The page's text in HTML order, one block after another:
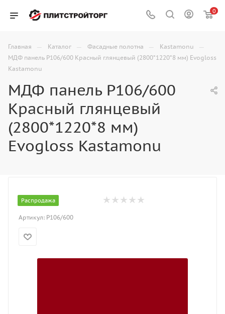
0
Главная — Каталог — Фасадные полотна — Kastamonu —
МДФ панель P106/600 Красный глянцевый (2800*1220*8 мм) Evogloss
Kastamonu
МДФ панель P106/600
Красный глянцевый
(2800*1220*8 мм)
Evogloss Kastamonu
Распродажа
Артикул: Р106/600